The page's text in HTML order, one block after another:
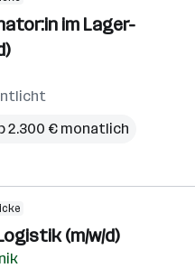
im Lager-
2.300 € monatlich
(m/w/d)